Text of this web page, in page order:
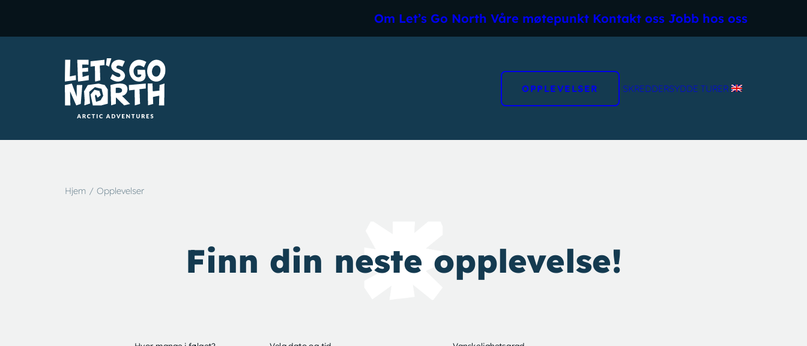
Om Let’s Go North Våre møtepunkt Kontakt oss Jobb hos oss
OPPLEVELSER SKREDDERSYDDE TURER
Hjem Opplevelser
Finn din neste opplevelse!